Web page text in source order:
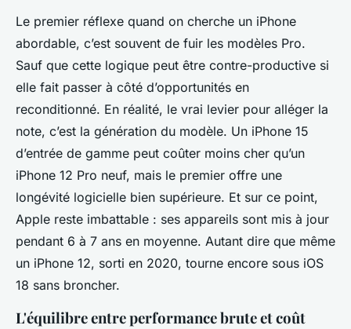
Le premier réflexe quand on cherche un iPhone
abordable, c’est souvent de fuir les modèles Pro.
Sauf que cette logique peut être contre-productive si
elle fait passer à côté d’opportunités en
reconditionné. En réalité, le vrai levier pour alléger la
note, c’est la génération du modèle. Un iPhone 15
d’entrée de gamme peut coûter moins cher qu’un
iPhone 12 Pro neuf, mais le premier offre une
longévité logicielle bien supérieure. Et sur ce point,
Apple reste imbattable : ses appareils sont mis à jour
pendant 6 à 7 ans en moyenne. Autant dire que même
un iPhone 12, sorti en 2020, tourne encore sous iOS
18 sans broncher.
L'équilibre entre performance brute et coût